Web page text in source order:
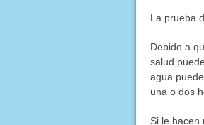
La prueba
Debido a
salud
agua
una o dos
Si le hacen